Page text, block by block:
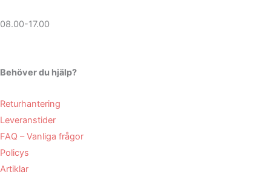
08.00-17.00
Behöver du hjälp?
Returhantering
Leveranstider
FAQ – Vanliga frågor
Policys
Artiklar